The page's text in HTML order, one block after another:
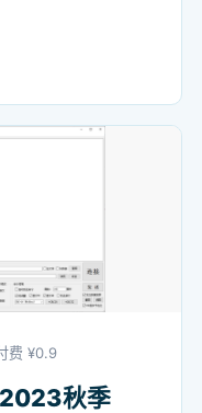
费 ¥0.9
秋季